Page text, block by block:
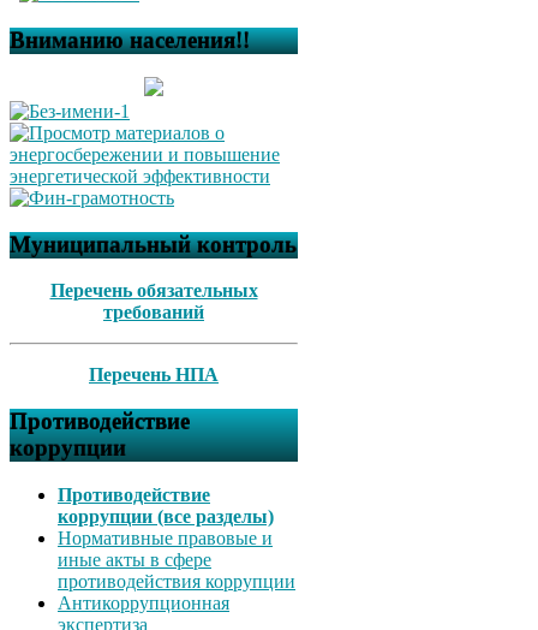
Вниманию населения!!
Муниципальный контроль
Перечень обязательных
требований
Перечень НПА
Противодействие
коррупции
Противодействие
коррупции (все разделы)
Нормативные правовые и
иные акты в сфере
противодействия коррупции
Антикоррупционная
экспертиза